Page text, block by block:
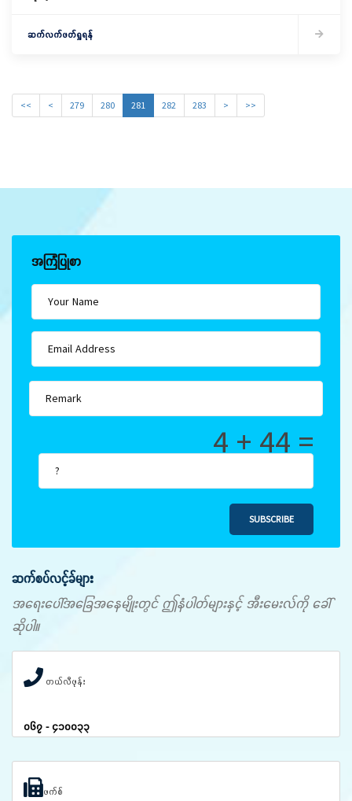
ဆက်လက်ဖတ်ရှုရန်
<< < 279 280 281 282 283 > >>
အကြံပြုစာ
4 + 44 =
SUBSCRIBE
ဆက်စပ်လင့်ခ်များ
အရေးပေါ်အခြေအနေမျိုးတွင် ဤနံပါတ်များနှင့် အီးမေးလ်ကို ခေါ်
ဆိုပါ။
တယ်လီဖုန်း
၀၆၇ - ၄၁၀၀၃၃
ဖက်စ်